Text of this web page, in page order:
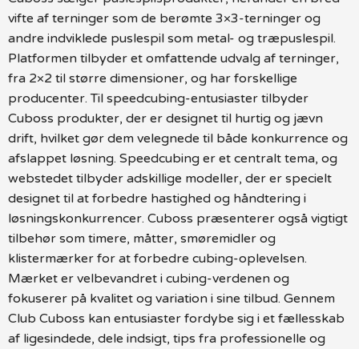
vifte af terninger som de berømte 3×3-terninger og
andre indviklede puslespil som metal- og træpuslespil.
Platformen tilbyder et omfattende udvalg af terninger,
fra 2×2 til større dimensioner, og har forskellige
producenter. Til speedcubing-entusiaster tilbyder
Cuboss produkter, der er designet til hurtig og jævn
drift, hvilket gør dem velegnede til både konkurrence og
afslappet løsning. Speedcubing er et centralt tema, og
webstedet tilbyder adskillige modeller, der er specielt
designet til at forbedre hastighed og håndtering i
løsningskonkurrencer. Cuboss præsenterer også vigtigt
tilbehør som timere, måtter, smøremidler og
klistermærker for at forbedre cubing-oplevelsen.
Mærket er velbevandret i cubing-verdenen og
fokuserer på kvalitet og variation i sine tilbud. Gennem
Club Cuboss kan entusiaster fordybe sig i et fællesskab
af ligesindede, dele indsigt, tips fra professionelle og